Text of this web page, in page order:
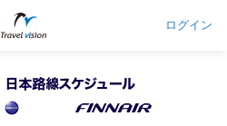
ログイン